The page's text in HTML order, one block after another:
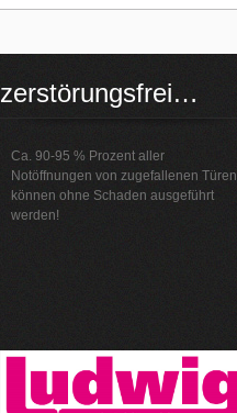
zerstörungsfrei…
Ca. 90-95 % Prozent aller
Notöffnungen von zugefallenen Türen
können ohne Schaden ausgeführt
werden!